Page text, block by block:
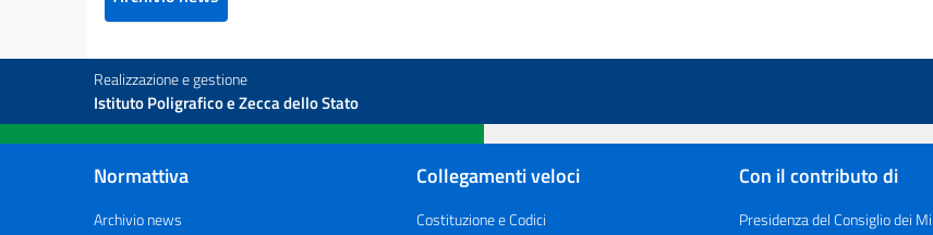
Realizzazione e gestione
Istituto Poligrafico e Zecca dello Stato
Normattiva
Archivio news
Collegamenti veloci
Costituzione e Codici
Con il contributo di
Presidenza del Consiglio dei